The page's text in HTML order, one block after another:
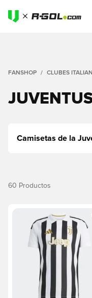
FANSHOP CLUBES
Camisetas de la
60 Productos
Abre un modal para